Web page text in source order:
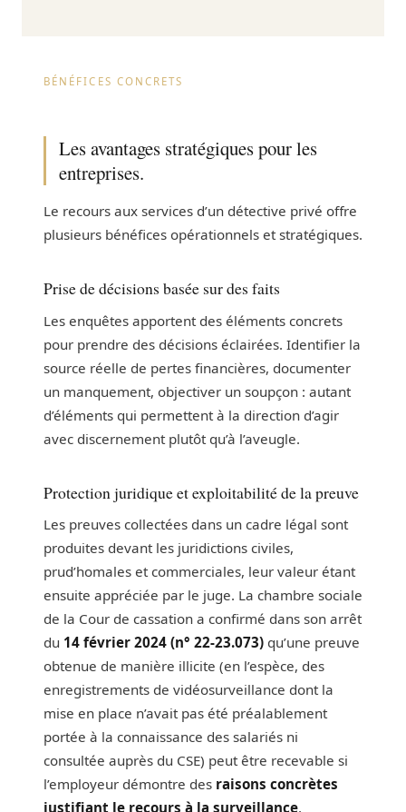
BÉNÉFICES CONCRETS
Les avantages stratégiques pour les
entreprises.
Le recours aux services d’un détective privé offre
plusieurs bénéfices opérationnels et stratégiques.
Prise de décisions basée sur des faits
Les enquêtes apportent des éléments concrets
pour prendre des décisions éclairées. Identifier la
source réelle de pertes financières, documenter
un manquement, objectiver un soupçon : autant
d’éléments qui permettent à la direction d’agir
avec discernement plutôt qu’à l’aveugle.
Protection juridique et exploitabilité de la preuve
Les preuves collectées dans un cadre légal sont
produites devant les juridictions civiles,
prud’homales et commerciales, leur valeur étant
ensuite appréciée par le juge. La chambre sociale
de la Cour de cassation a confirmé dans son arrêt
du 14 février 2024 (n° 22-23.073) qu’une preuve
obtenue de manière illicite (en l’espèce, des
enregistrements de vidéosurveillance dont la
mise en place n’avait pas été préalablement
portée à la connaissance des salariés ni
consultée auprès du CSE) peut être recevable si
l’employeur démontre des raisons concrètes
justifiant le recours à la surveillance,